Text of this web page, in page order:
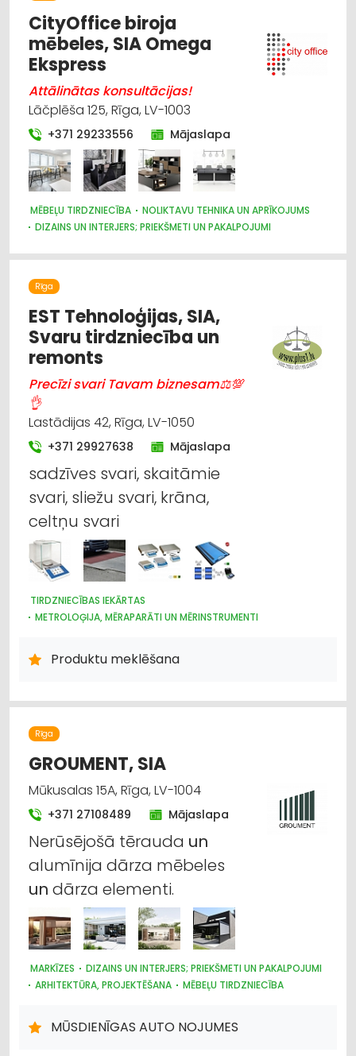
CityOffice biroja
mēbeles, SIA Omega
Ekspress
Attālinātas konsultācijas!
Lāčplēša 125, Rīga, LV-1003
+371 29233556 Mājaslapa
MĒBEĻU TIRDZNIECĪBA
NOLIKTAVU TEHNIKA UN APRĪKOJUMS
DIZAINS UN INTERJERS; PRIEKŠMETI UN PAKALPOJUMI
Rīga
EST Tehnoloģijas, SIA,
Svaru tirdzniecība un
remonts
Precīzi svari Tavam biznesam⚖💯
👌
Lastādijas 42, Rīga, LV-1050
+371 29927638 Mājaslapa
sadzīves svari, skaitāmie
svari, sliežu svari, krāna,
celtņu svari
TIRDZNIECĪBAS IEKĀRTAS
METROLOĢIJA, MĒRAPARĀTI UN MĒRINSTRUMENTI
IEKRAUŠANAS UN IZKRAUŠANAS TEHNIKA
INTERNETVEIKALI, E-KOMERCIJA
LAUKSAIMNIECĪBAS PAKALPOJUMI
TIRDZNIECĪBA
LAUKSAIMNIECĪBAS TEHNIKAS UN TRAKTORTEHNIKAS REZERVES
DAĻAS
LAUKSAIMNIECĪBAS TEHNIKAS UN TRAKTORTEHNIKAS
LABOŠANA, REMONTS
SADZĪVES TEHNIKAS VAIRUMTIRDZNIECĪBA
MEDICĪNAS TEHNIKA, INSTRUMENTI, PRECES UN PIEDERUMI
Produktu meklēšana
Rīga
GROUMENT, SIA
Mūkusalas 15A, Rīga, LV-1004
+371 27108489 Mājaslapa
Nerūsējošā tērauda un
alumīnija dārza mēbeles
un dārza elementi.
MARKĪZES
DIZAINS UN INTERJERS; PRIEKŠMETI UN PAKALPOJUMI
ARHITEKTŪRA, PROJEKTĒŠANA
MĒBEĻU TIRDZNIECĪBA
BŪVMATERIĀLU, BŪVKONSTRUKCIJU TIRDZNIECĪBA
MŪSDIENĪGAS AUTO NOJUMES